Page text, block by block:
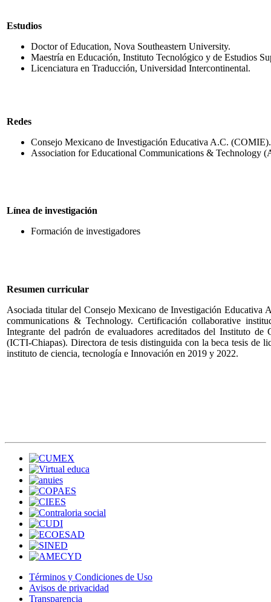
Estudios
Doctor of Education, Nova Southeastern University.
Maestría en Educación, Instituto Tecnológico y de Estudios
Licenciatura en Traducción, Universidad Intercontinental.
Redes
Consejo Mexicano de Investigación Educativa A.C. (COMIE).
Association for Educational Communications & Technology
Línea de investigación
Formación de investigadores
Resumen curricular
Asociada titular del Consejo Mexicano de Investigación
communications & Technology. Certificación collaborative
Integrante del padrón de evaluadores acreditados del Instituto
(ICTI-Chiapas). Directora de tesis distinguida con la beca tesis de
instituto de ciencia, tecnología e Innovación en 2019 y 2022.
Términos y Condiciones de Uso
Avisos de privacidad
Transparencia